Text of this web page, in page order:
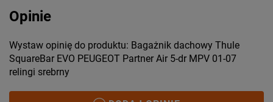
Opinie
Wystaw opinię do produktu: Bagażnik dachowy Thule
SquareBar EVO PEUGEOT Partner Air 5-dr MPV 01-07
relingi srebrny